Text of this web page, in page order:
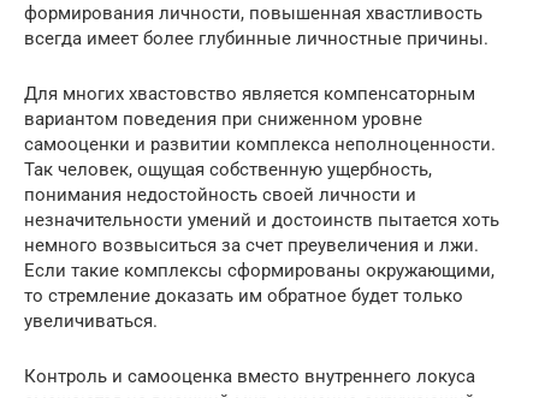
формирования личности, повышенная хвастливость
всегда имеет более глубинные личностные причины.
Для многих хвастовство является компенсаторным
вариантом поведения при сниженном уровне
самооценки и развитии комплекса неполноценности.
Так человек, ощущая собственную ущербность,
понимания недостойность своей личности и
незначительности умений и достоинств пытается хоть
немного возвыситься за счет преувеличения и лжи.
Если такие комплексы сформированы окружающими,
то стремление доказать им обратное будет только
увеличиваться.
Контроль и самооценка вместо внутреннего локуса